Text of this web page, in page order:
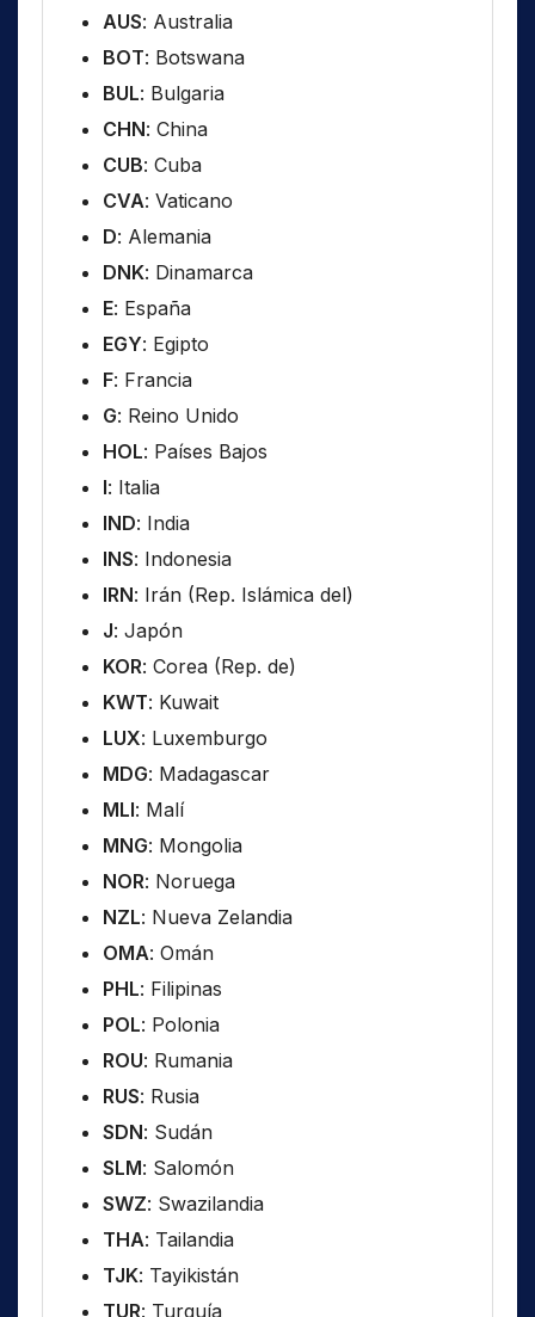
AUS: Australia
BOT: Botswana
BUL: Bulgaria
CHN: China
CUB: Cuba
CVA: Vaticano
D: Alemania
DNK: Dinamarca
E: España
EGY: Egipto
F: Francia
G: Reino Unido
HOL: Países Bajos
I: Italia
IND: India
INS: Indonesia
IRN: Irán (Rep. Islámica del)
J: Japón
KOR: Corea (Rep. de)
KWT: Kuwait
LUX: Luxemburgo
MDG: Madagascar
MLI: Malí
MNG: Mongolia
NOR: Noruega
NZL: Nueva Zelandia
OMA: Omán
PHL: Filipinas
POL: Polonia
ROU: Rumania
RUS: Rusia
SDN: Sudán
SLM: Salomón
SWZ: Swazilandia
THA: Tailandia
TJK: Tayikistán
TUR: Turquía